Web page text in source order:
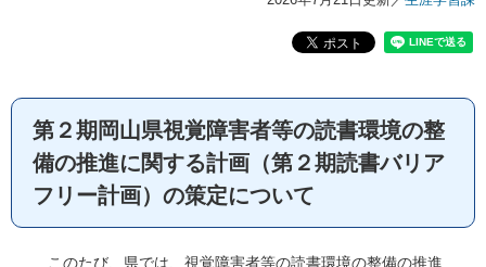
第２期岡山県視覚障害者等の読書環境の整
備の推進に関する計画（第２期読書バリア
フリー計画）の策定について
このたび、県では、視覚障害者等の読書環境の整備の推進